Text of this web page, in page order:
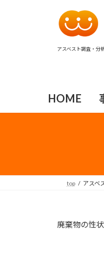
プ
動
アスベスト調査・分
HOME
top アスベ
廃棄物の性